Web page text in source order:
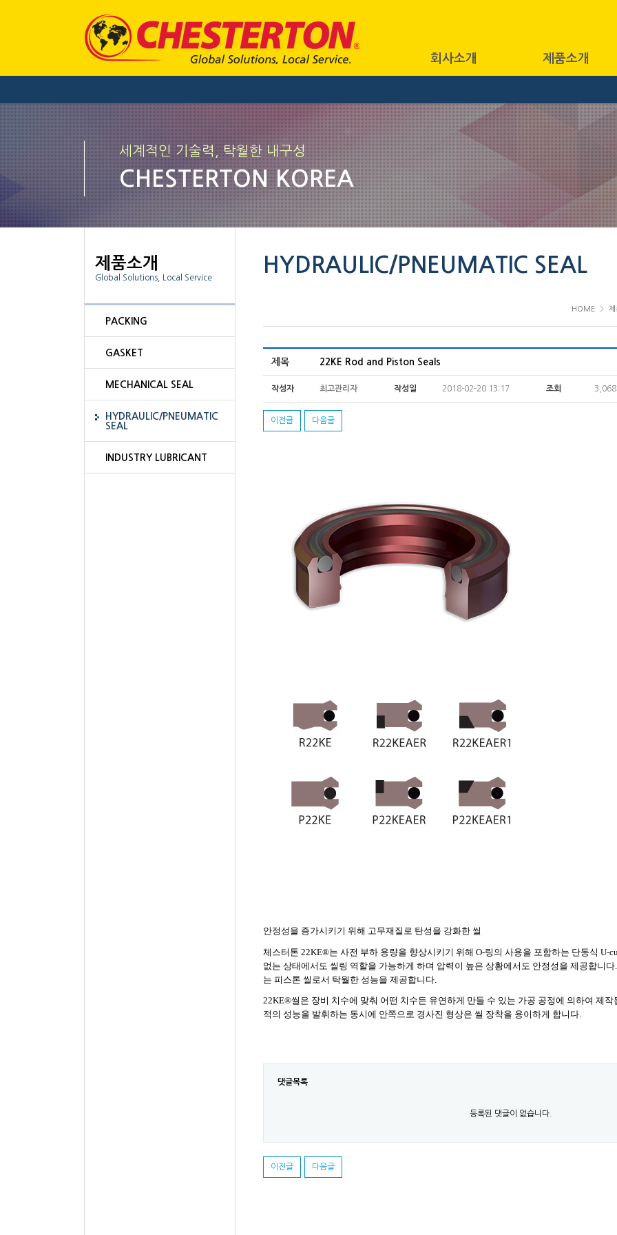
회사소개 제품소개
세계적인 기술력, 탁월한 내구성
CHESTERTON KOREA
제품소개
Global Solutions, Local Service
PACKING
GASKET
MECHANICAL SEAL
HYDRAULIC/PNEUMATIC
SEAL
INDUSTRY LUBRICANT
HYDRAULIC/PNEUMATIC SEAL
HOME 제
제목 22KE Rod and Piston Seals
작성자 최고관리자 작성일 2018-02-20 13:17 조회 3,068
이전글 다음글
안정성을 증가시키기 위해 고무재질로 탄성을 강화한 씰
체스터톤 22KE®는 사전 부하 용량을 향상시키기 위해 O-링의 사용을 포함하는 단동식 U-
없는 상태에서도 씰링 역할을 가능하게 하며 압력이 높은 상황에서도 안정성을 제공합니다
는 피스톤 씰로서 탁월한 성능을 제공합니다
22KE®씰은 장비 치수에 맞춰 어떤 치수든 유연하게 만들 수 있는 가공 공정에 의하여 제작
적의 성능을 발휘하는 동시에 안쪽으로 경사진 형상은 씰 장착을 용이하게 합니다.
댓글목록
등록된 댓글이 없습니다.
이전글 다음글